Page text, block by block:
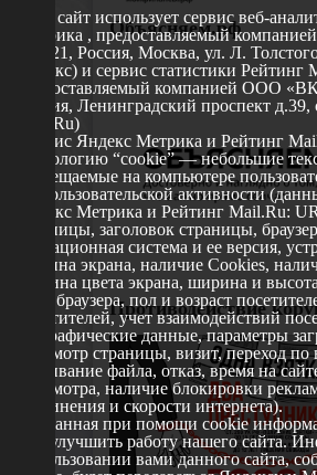
Объясняем.рф
Противодействие
Этот сайт использует сервис веб-
Метрика , предоставляемый
119021, Россия, Москва, ул. Л.
Яндекс) и сервис статистики Рейтинг
предоставляемый компанией ООО
Россия, Ленинградский проспект
Mail.Ru)
Сервис Яндекс Метрика и Рейтинг
технологию “cookie” — небольшие
размещаемые на компьютере
их пользовательской активности
Яндекс Метрика и Рейтинг Mail.Ru:
страницы, заголовок страницы,
операционная система и ее версия,
ширина экрана, наличие Cookies,
глубина цвета экрана, ширина и
окна браузера, пол и возраст
посетителей, учет взаимодействий
географические данные, параметры
просмотр страницы, визит, переход
cкачивание файла, отказ, время на
просмотра, наличие блокировки
соединения и скорости интернета).
Собранная при помощи cookie
нам улучшить работу нашего сайта.
использовании вами данного сайта,